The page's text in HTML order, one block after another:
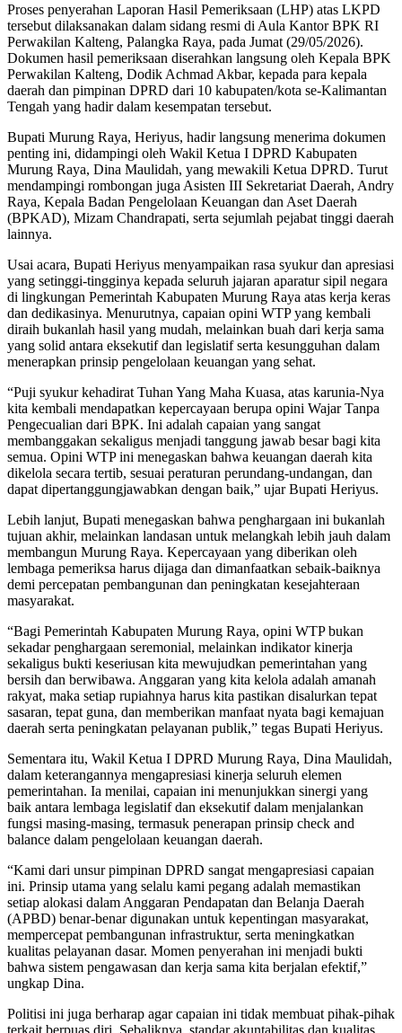
Proses penyerahan Laporan Hasil Pemeriksaan (LHP) atas LKPD
tersebut dilaksanakan dalam sidang resmi di Aula Kantor BPK RI
Perwakilan Kalteng, Palangka Raya, pada Jumat (29/05/2026).
Dokumen hasil pemeriksaan diserahkan langsung oleh Kepala BPK
Perwakilan Kalteng, Dodik Achmad Akbar, kepada para kepala
daerah dan pimpinan DPRD dari 10 kabupaten/kota se-Kalimantan
Tengah yang hadir dalam kesempatan tersebut.
Bupati Murung Raya, Heriyus, hadir langsung menerima dokumen
penting ini, didampingi oleh Wakil Ketua I DPRD Kabupaten
Murung Raya, Dina Maulidah, yang mewakili Ketua DPRD. Turut
mendampingi rombongan juga Asisten III Sekretariat Daerah, Andry
Raya, Kepala Badan Pengelolaan Keuangan dan Aset Daerah
(BPKAD), Mizam Chandrapati, serta sejumlah pejabat tinggi daerah
lainnya.
Usai acara, Bupati Heriyus menyampaikan rasa syukur dan apresiasi
yang setinggi-tingginya kepada seluruh jajaran aparatur sipil negara
di lingkungan Pemerintah Kabupaten Murung Raya atas kerja keras
dan dedikasinya. Menurutnya, capaian opini WTP yang kembali
diraih bukanlah hasil yang mudah, melainkan buah dari kerja sama
yang solid antara eksekutif dan legislatif serta kesungguhan dalam
menerapkan prinsip pengelolaan keuangan yang sehat.
“Puji syukur kehadirat Tuhan Yang Maha Kuasa, atas karunia-Nya
kita kembali mendapatkan kepercayaan berupa opini Wajar Tanpa
Pengecualian dari BPK. Ini adalah capaian yang sangat
membanggakan sekaligus menjadi tanggung jawab besar bagi kita
semua. Opini WTP ini menegaskan bahwa keuangan daerah kita
dikelola secara tertib, sesuai peraturan perundang-undangan, dan
dapat dipertanggungjawabkan dengan baik,” ujar Bupati Heriyus.
Lebih lanjut, Bupati menegaskan bahwa penghargaan ini bukanlah
tujuan akhir, melainkan landasan untuk melangkah lebih jauh dalam
membangun Murung Raya. Kepercayaan yang diberikan oleh
lembaga pemeriksa harus dijaga dan dimanfaatkan sebaik-baiknya
demi percepatan pembangunan dan peningkatan kesejahteraan
masyarakat.
“Bagi Pemerintah Kabupaten Murung Raya, opini WTP bukan
sekadar penghargaan seremonial, melainkan indikator kinerja
sekaligus bukti keseriusan kita mewujudkan pemerintahan yang
bersih dan berwibawa. Anggaran yang kita kelola adalah amanah
rakyat, maka setiap rupiahnya harus kita pastikan disalurkan tepat
sasaran, tepat guna, dan memberikan manfaat nyata bagi kemajuan
daerah serta peningkatan pelayanan publik,” tegas Bupati Heriyus.
Sementara itu, Wakil Ketua I DPRD Murung Raya, Dina Maulidah,
dalam keterangannya mengapresiasi kinerja seluruh elemen
pemerintahan. Ia menilai, capaian ini menunjukkan sinergi yang
baik antara lembaga legislatif dan eksekutif dalam menjalankan
fungsi masing-masing, termasuk penerapan prinsip check and
balance dalam pengelolaan keuangan daerah.
“Kami dari unsur pimpinan DPRD sangat mengapresiasi capaian
ini. Prinsip utama yang selalu kami pegang adalah memastikan
setiap alokasi dalam Anggaran Pendapatan dan Belanja Daerah
(APBD) benar-benar digunakan untuk kepentingan masyarakat,
mempercepat pembangunan infrastruktur, serta meningkatkan
kualitas pelayanan dasar. Momen penyerahan ini menjadi bukti
bahwa sistem pengawasan dan kerja sama kita berjalan efektif,”
ungkap Dina.
Politisi ini juga berharap agar capaian ini tidak membuat pihak-pihak
terkait berpuas diri. Sebaliknya, standar akuntabilitas dan kualitas